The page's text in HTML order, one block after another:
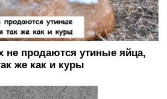
не продаются утиные яйца,
же как и куры